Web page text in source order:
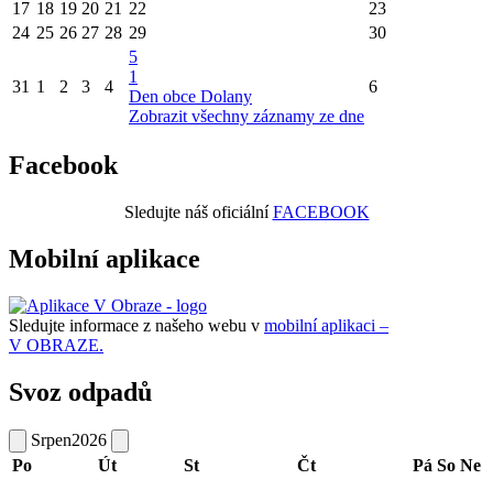
17 18 19 20 21 22
23
24 25 26 27 28 29 30
31 1 2 3 4
5
1
Den obce Dolany
Zobrazit všechny záznamy ze dne
6
Facebook
Sledujte náš oficiálníFACEBOOK
Mobilní aplikace
Sledujte informace z našeho webu v mobilní aplikaci –
V OBRAZE.
Svoz odpadů
Srpen2026
Po
Út St Čt Pá So Ne